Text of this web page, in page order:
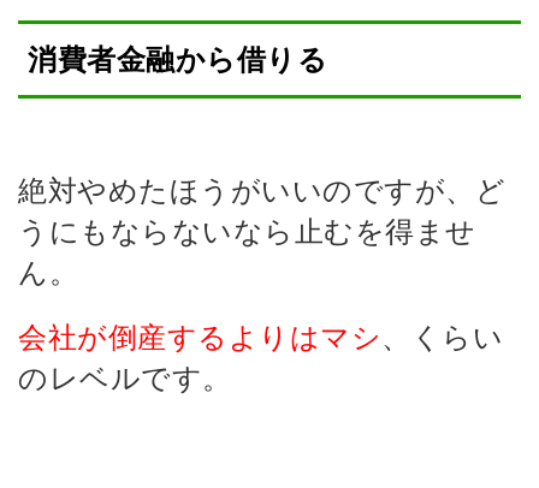
消費者金融から借りる
絶対やめたほうがいいのですが、ど
うにもならないなら止むを得ませ
ん。
会社が倒産するよりはマシ、くらい
のレベルです。